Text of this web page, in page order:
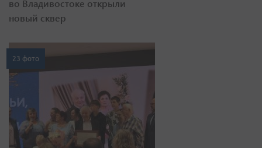
во Владивостоке открыли
новый сквер
23 фото